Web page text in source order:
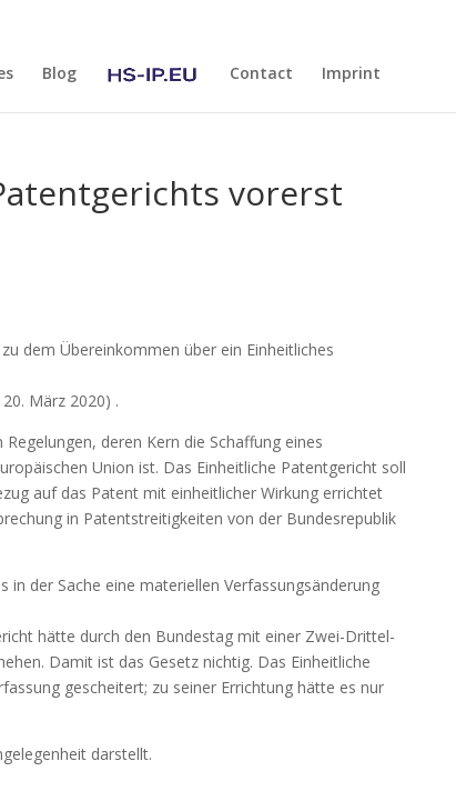
Blog Contact Imprint
vorerst
dem Übereinkommen über ein Einheitliches
März 2020) .
deren Kern die Schaffung eines
Union ist. Das Einheitliche Patentgericht soll
auf das Patent mit einheitlicher Wirkung errichtet
in Patentstreitigkeiten von der Bundesrepublik
der Sache eine materiellen Verfassungsänderung
hätte durch den Bundestag mit einer Zwei-Drittel-
Damit ist das Gesetz nichtig. Das Einheitliche
gescheitert; zu seiner Errichtung hätte es nur
darstellt.